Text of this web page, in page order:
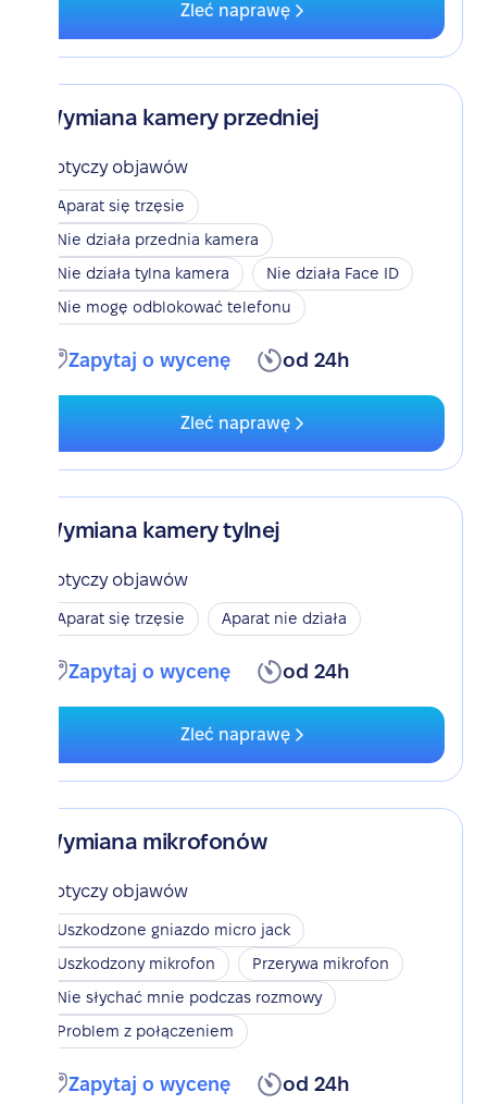
Zleć naprawę
Wymiana kamery przedniej
Dotyczy objawów
Aparat się trzęsie
Nie działa przednia kamera
Nie działa tylna kamera
Nie działa Face ID
Nie mogę odblokować telefonu
Zapytaj o wycenę od 24h
Zleć naprawę
Wymiana kamery tylnej
Dotyczy objawów
Aparat się trzęsie Aparat nie działa
Zapytaj o wycenę od 24h
Zleć naprawę
Wymiana mikrofonów
Dotyczy objawów
Uszkodzone gniazdo micro jack
Uszkodzony mikrofon
Przerywa mikrofon
Nie słychać mnie podczas rozmowy
Problem z połączeniem
Zapytaj o wycenę od 24h